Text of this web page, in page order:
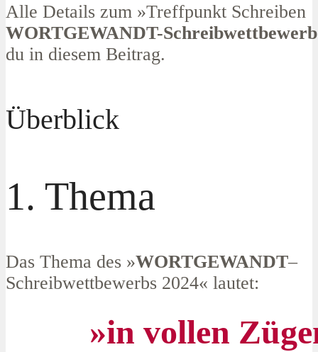
Alle Details zum »Treffpunkt Schreiben
WORTGEWANDT-
du in diesem Beitrag.
Überblick
1. Thema
Das Thema des »WORTGEWANDT–
Schreibwettbewerbs 2024« lautet:
»in vollen